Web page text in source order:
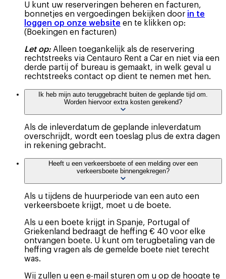
U kunt uw reserveringen beheren en facturen,
bonnetjes en vergoedingen bekijken door in te
loggen op onze website en te klikken op:
(Boekingen en facturen)
Let op: Alleen toegankelijk als de reservering
rechtstreeks via Centauro Rent a Car en niet via een
derde partij of bureau is gemaakt, in welk geval u
rechtstreeks contact op dient te nemen met hen.
Ik heb mijn auto teruggebracht buiten de geplande tijd om.
Worden hiervoor extra kosten gerekend?
Als de inleverdatum de geplande inleverdatum
overschrijdt, wordt een toeslag plus de extra dagen
in rekening gebracht.
Heeft u een verkeersboete of een melding over een
verkeersboete binnengekregen?
Als u tijdens de huurperiode van een auto een
verkeersboete krijgt, moet u de boete.
Als u een boete krijgt in Spanje, Portugal of
Griekenland bedraagt de heffing € 40 voor elke
ontvangen boete. U kunt om terugbetaling van de
heffing vragen als de gemelde boete niet terecht
was.
Wij zullen u een e-mail sturen om u op de hoogte te